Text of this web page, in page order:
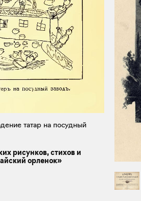
татар на посудный
рисунков, стихов и
орленок»